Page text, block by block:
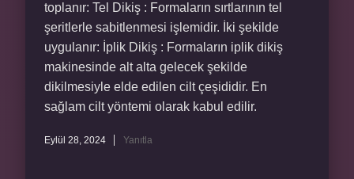
toplanır: Tel Dikiş : Formaların sırtlarının tel
şeritlerle sabitlenmesi işlemidir. İki şekilde
uygulanır: İplik Dikiş : Formaların iplik dikiş
makinesinde alt alta gelecek şekilde
dikilmesiyle elde edilen cilt çeşididir. En
sağlam cilt yöntemi olarak kabul edilir.
Eylül 28, 2024 Yanıtla